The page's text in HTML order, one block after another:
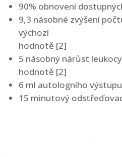
90% obnovení
9,3 násobné zvýšení
výchozí
hodnotě [2]
5 násobný nárůst
hodnotě [2]
6 ml autologního výstupu
15 minutový